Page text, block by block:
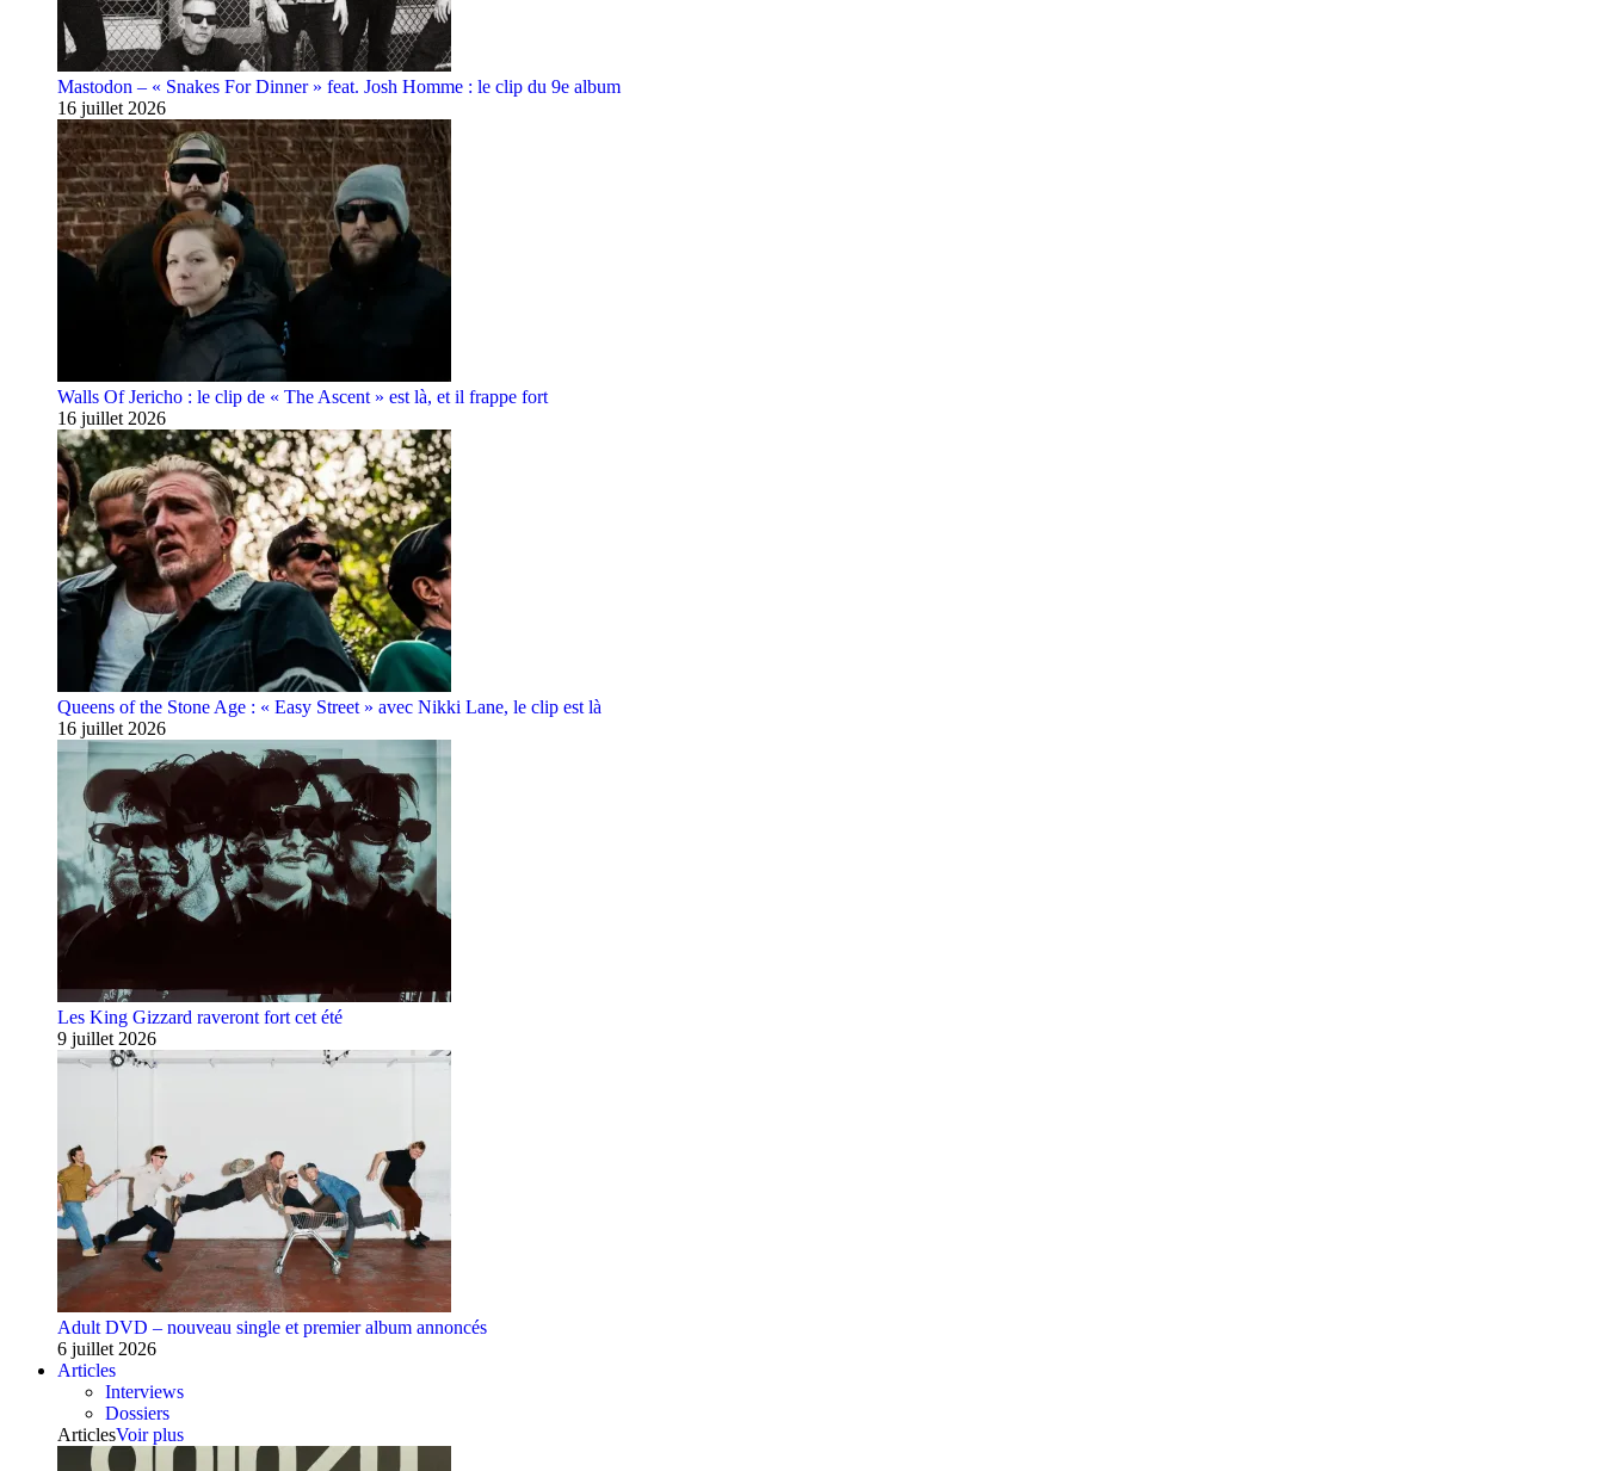
Mastodon – « Snakes For Dinner » feat. Josh Homme : le clip du 9e album
16 juillet 2026
Walls Of Jericho : le clip de « The Ascent » est là, et il frappe fort
16 juillet 2026
Queens of the Stone Age : « Easy Street » avec Nikki Lane, le clip est là
16 juillet 2026
Les King Gizzard raveront fort cet été
9 juillet 2026
Adult DVD – nouveau single et premier album annoncés
6 juillet 2026
Articles
Interviews
Dossiers
ArticlesVoir plus